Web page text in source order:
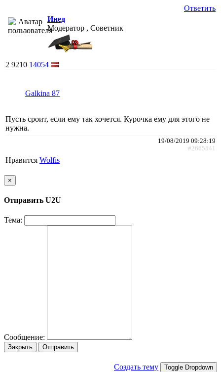
Ответить
Инед
Модератор , Советник
2 9210 14054
Galkina 87
Пусть сроит, если ему так хочется. Курочка ему для этого не
нужна.
19/08/2019 09:28:19
#2665541
Нравится Wolfis
×
Отправить U2U
Тема:
Сообщение:
Закрыть Отправить
Создать тему Toggle Dropdown